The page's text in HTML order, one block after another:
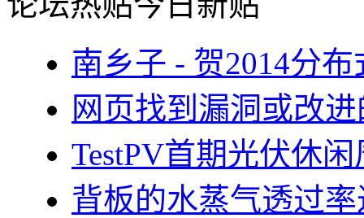
南乡子 - 贺2014分
网页找到漏洞或改
TestPV首期光伏休
背板的水蒸气透过